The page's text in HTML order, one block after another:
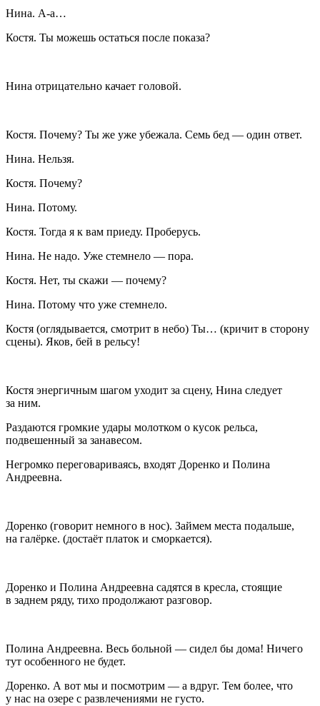
Нина. А-а…
Костя. Ты можешь остаться после показа?
Нина отрицательно качает головой.
Костя. Почему? Ты же уже убежала. Семь бед — один ответ.
Нина. Нельзя.
Костя. Почему?
Нина. Потому.
Костя. Тогда я к вам приеду. Проберусь.
Нина. Не надо. Уже стемнело — пора.
Костя. Нет, ты скажи — почему?
Нина. Потому что уже стемнело.
Костя (оглядывается, смотрит в небо) Ты… (кричит в сторону
сцены). Яков, бей в рельсу!
Костя энергичным шагом уходит за сцену, Нина следует
за ним.
Раздаются громкие удары молотком о кусок рельса,
подвешенный за занавесом.
Негромко переговариваясь, входят Доренко и Полина
Андреевна.
Доренко (говорит немного в нос). Займем места подальше,
на галёрке. (достаёт платок и сморкается).
Доренко и Полина Андреевна садятся в кресла, стоящие
в заднем ряду, тихо продолжают разговор.
Полина Андреевна. Весь больной — сидел бы дома! Ничего
тут особенного не будет.
Доренко. А вот мы и посмотрим — а вдруг. Тем более, что
у нас на озере с развлечениями не густо.